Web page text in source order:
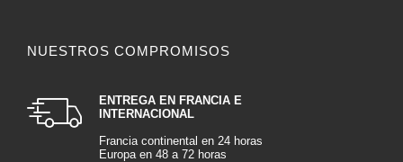
NUESTROS COMPROMISOS
ENTREGA EN FRANCIA E
INTERNACIONAL
Francia continental en 24 horas
Europa en 48 a 72 horas